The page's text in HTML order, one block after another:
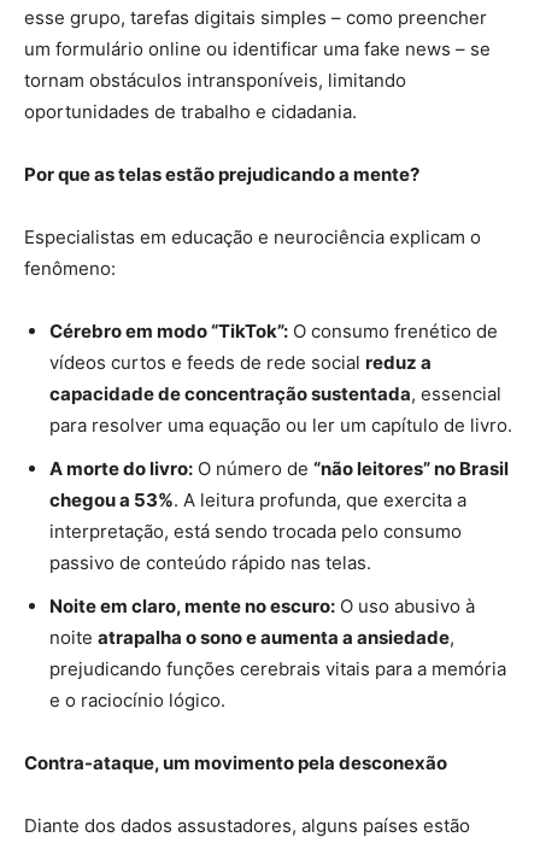
esse grupo, tarefas digitais simples – como preencher
um formulário online ou identificar uma fake news – se
tornam obstáculos intransponíveis, limitando
oportunidades de trabalho e cidadania.
Por que as telas estão prejudicando a mente?
Especialistas em educação e neurociência explicam o
fenômeno:
Cérebro em modo “TikTok”: O consumo frenético de
vídeos curtos e feeds de rede social reduz a
capacidade de concentração sustentada, essencial
para resolver uma equação ou ler um capítulo de livro.
A morte do livro: O número de “não leitores” no Brasil
chegou a 53%. A leitura profunda, que exercita a
interpretação, está sendo trocada pelo consumo
passivo de conteúdo rápido nas telas.
Noite em claro, mente no escuro: O uso abusivo à
noite atrapalha o sono e aumenta a ansiedade,
prejudicando funções cerebrais vitais para a memória
e o raciocínio lógico.
Contra-ataque, um movimento pela desconexão
Diante dos dados assustadores, alguns países estão